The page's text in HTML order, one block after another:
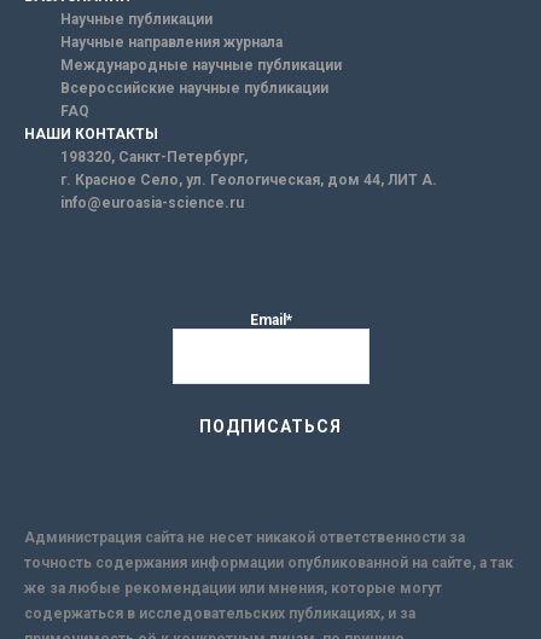
Научные публикации
Научные направления журнала
Международные научные публикации
Всероссийские научные публикации
FAQ
НАШИ КОНТАКТЫ
198320, Санкт-Петербург,
г. Красное Село, ул. Геологическая, дом 44, ЛИТ А.
info@euroasia-science.ru
Email*
Администрация сайта не несет никакой ответственности за
точность содержания информации опубликованной на сайте, а так
же за любые рекомендации или мнения, которые могут
содержаться в исследовательских публикациях, и за